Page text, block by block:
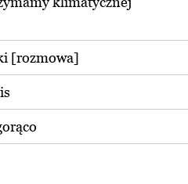
[rozmowa]